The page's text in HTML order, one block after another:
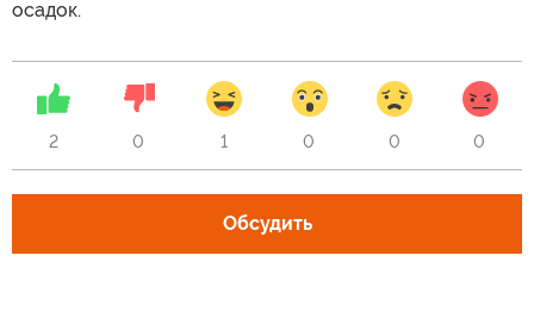
осадок.
2 0 1 0 0 0
Обсудить